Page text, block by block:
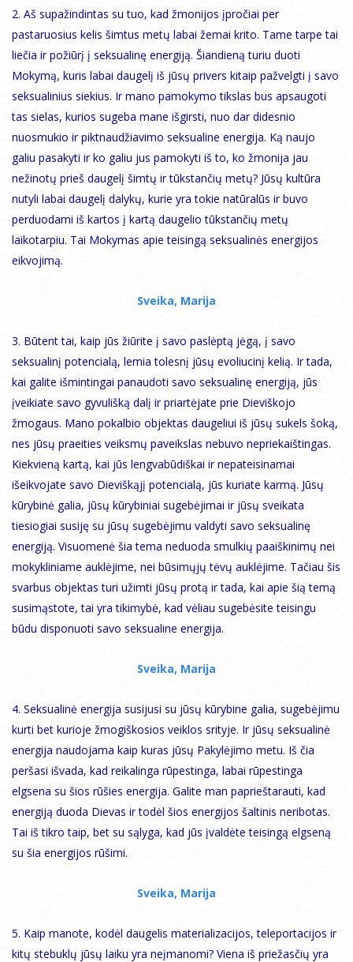
2. Aš supažindintas su tuo, kad žmonijos įpročiai per
pastaruosius kelis šimtus metų labai žemai krito. Tame tarpe tai
liečia ir požiūrį į seksualinę energiją. Šiandieną turiu duoti
Mokymą, kuris labai daugelį iš jūsų privers kitaip pažvelgti į savo
seksualinius siekius. Ir mano pamokymo tikslas bus apsaugoti
tas sielas, kurios sugeba mane išgirsti, nuo dar didesnio
nuosmukio ir piktnaudžiavimo seksualine energija. Ką naujo
galiu pasakyti ir ko galiu jus pamokyti iš to, ko žmonija jau
nežinotų prieš daugelį šimtų ir tūkstančių metų? Jūsų kultūra
nutyli labai daugelį dalykų, kurie yra tokie natūralūs ir buvo
perduodami iš kartos į kartą daugelio tūkstančių metų
laikotarpiu. Tai Mokymas apie teisingą seksualinės energijos
eikvojimą.
Sveika, Marija
3. Būtent tai, kaip jūs žiūrite į savo paslėptą jėgą, į savo
seksualinį potencialą, lemia tolesnį jūsų evoliucinį kelią. Ir tada,
kai galite išmintingai panaudoti savo seksualinę energiją, jūs
įveikiate savo gyvulišką dalį ir priartėjate prie Dieviškojo
žmogaus. Mano pokalbio objektas daugeliui iš jūsų sukels šoką,
nes jūsų praeities veiksmų paveikslas nebuvo nepriekaištingas.
Kiekvieną kartą, kai jūs lengvabūdiškai ir nepateisinamai
išeikvojate savo Dieviškąjį potencialą, jūs kuriate karmą. Jūsų
kūrybinė galia, jūsų kūrybiniai sugebėjimai ir jūsų sveikata
tiesiogiai susiję su jūsų sugebėjimu valdyti savo seksualinę
energiją. Visuomenė šia tema neduoda smulkių paaiškinimų nei
mokykliniame auklėjime, nei būsimųjų tėvų auklėjime. Tačiau šis
svarbus objektas turi užimti jūsų protą ir tada, kai apie šią temą
susimąstote, tai yra tikimybė, kad vėliau sugebėsite teisingu
būdu disponuoti savo seksualine energija.
Sveika, Marija
4. Seksualinė energija susijusi su jūsų kūrybine galia, sugebėjimu
kurti bet kurioje žmogiškosios veiklos srityje. Ir jūsų seksualinė
energija naudojama kaip kuras jūsų Pakylėjimo metu. Iš čia
peršasi išvada, kad reikalinga rūpestinga, labai rūpestinga
elgsena su šios rūšies energija. Galite man paprieštarauti, kad
energiją duoda Dievas ir todėl šios energijos šaltinis neribotas.
Tai iš tikro taip, bet su sąlyga, kad jūs įvaldėte teisingą elgseną
su šia energijos rūšimi.
Sveika, Marija
5. Kaip manote, kodėl daugelis materializacijos, teleportacijos ir
kitų stebuklų jūsų laiku yra neįmanomi? Viena iš priežasčių yra